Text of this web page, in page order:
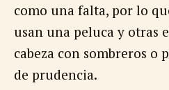
como una falta, por lo
usan una peluca y otras
cabeza con sombreros o
de prudencia.